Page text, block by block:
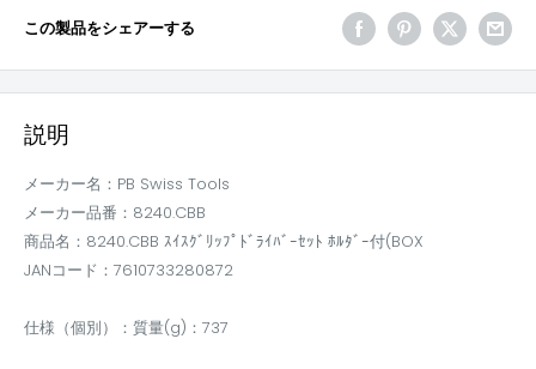
この製品をシェアーする
説明
メーカー名：PB Swiss Tools
メーカー品番：8240.CBB
商品名：8240.CBB ｽｲｽｸﾞﾘｯﾌﾟﾄﾞﾗｲﾊﾞｰｾｯﾄ ﾎﾙﾀﾞｰ付(BOX
JANコード：7610733280872
仕様（個別）：質量(g)：737